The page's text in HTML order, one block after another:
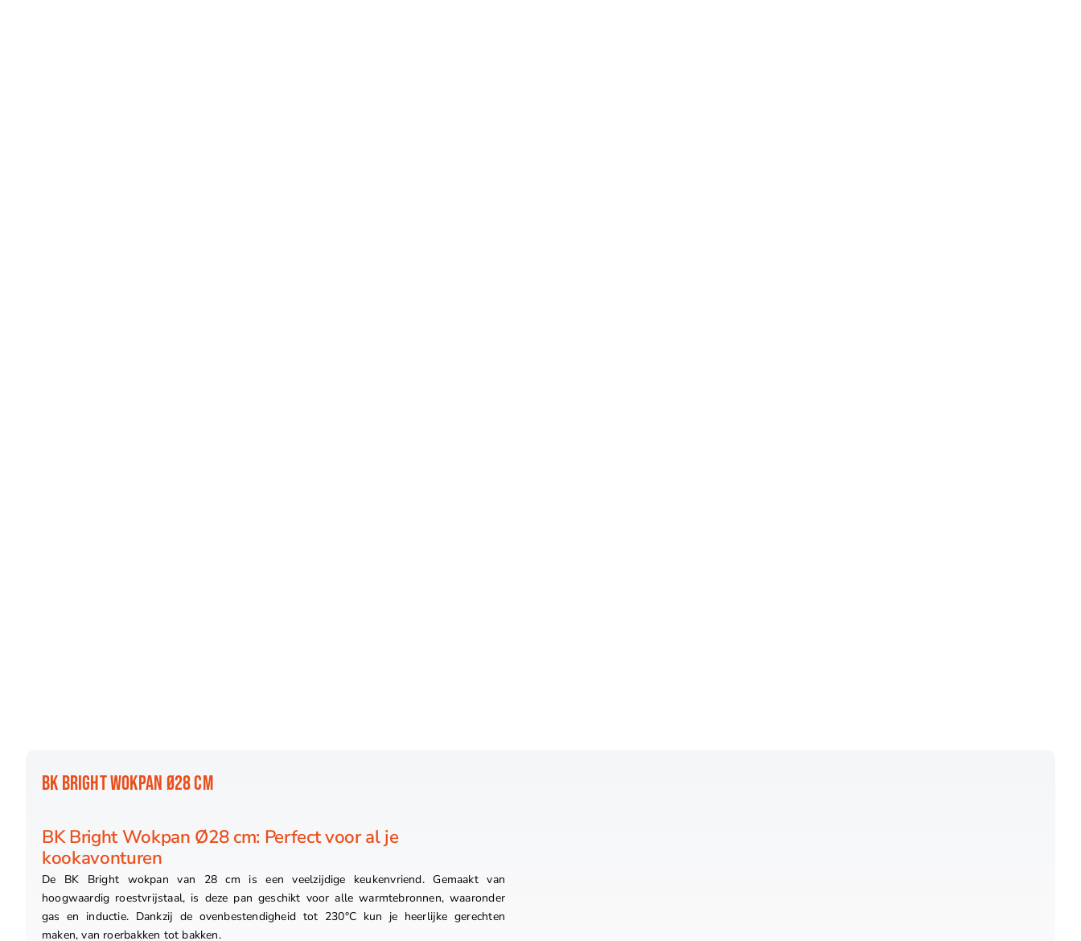
BK BRIGHT WOKPAN Ø28 CM
BK Bright Wokpan Ø28 cm: Perfect voor al je
kookavonturen
De BK Bright wokpan van 28 cm is een veelzijdige keukenvriend. Gemaakt van
hoogwaardig roestvrijstaal, is deze pan geschikt voor alle warmtebronnen, waaronder
gas en inductie. Dankzij de ovenbestendigheid tot 230°C kun je heerlijke gerechten
maken, van roerbakken tot bakken.